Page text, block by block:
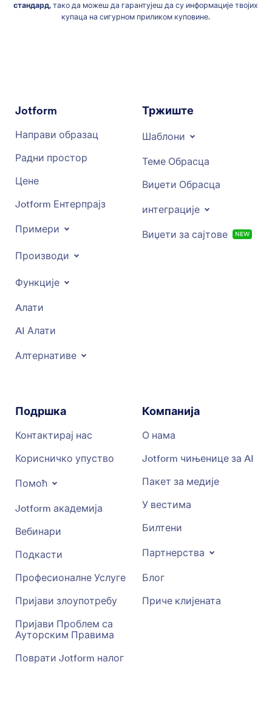
стандард, тако да можеш да гарантујеш да су информације твојих
купаца на сигурном приликом куповине.
Jotform
Направи образац
Радни простор
Цене
Jotform Ентерпрајз
Примери
Производи
Функције
Aлати
AI Алати
Алтернативе
Тржиште
Шаблони
Теме Обрасца
Виџети Обрасца
интеграције
Виџети за сајтове NEW
Подршка
Контактирај нас
Корисничко упуство
Помоћ
Jotform академија
Вебинари
Подкасти
Професионалне Услуге
Пријави злоупотребу
Пријави Проблем са
Ауторским Правима
Поврати Jotform налог
Компанија
О нама
Jotform чињенице за AI
Пакет за медије
У вестима
Билтени
Партнерства
Блог
Приче клијената